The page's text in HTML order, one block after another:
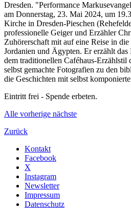
Dresden. "Performance
am Donnerstag, 23. Mai 2024, um
Kirche in Dresden-Pieschen
professionelle Geiger und Erzähler
Zuhörerschaft mit auf eine Reise in
Jordanien und Ägypten. Er erzählt
dem traditionellen Caféhaus-Erzählstil
selbst gemachte Fotografien zu den
die Geschichten mit selbst
Eintritt frei - Spende erbeten.
Alle vorherige nächste
Zurück
Kontakt
Facebook
X
Instagram
Newsletter
Impressum
Datenschutz